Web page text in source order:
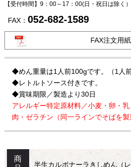
【受付時間】9：00～17：00(日・祝日は除く）
FAX： 052-682-1589
FAX注文用紙
◆めん重量は1人前100gです。（1人前
◆レトルトソース付きです。
◆賞味期限／製造より30日
アレルギー特定原材料／小麦・卵・
肉・ゼラチン（同一ラインでそばを製
商
半生カルボナーラきしめん（